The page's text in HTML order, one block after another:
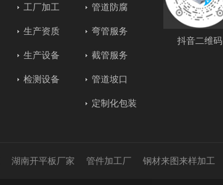
工厂加工
生产资质
生产设备
检测设备
管道防腐
弯管服务
截管服务
管道坡口
定制化包装
抖音二维码
湖南开平板厂家 管件加工厂 钢材来图来样加工